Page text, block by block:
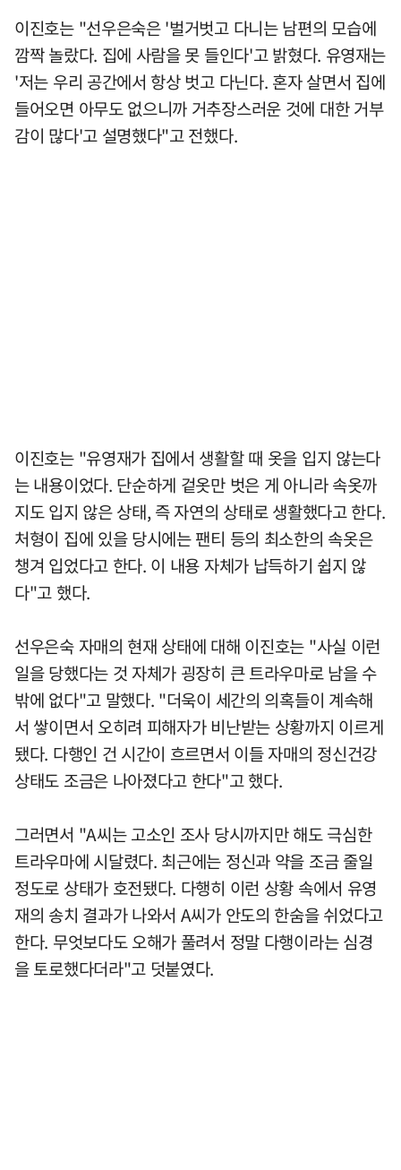
이진호는 "선우은숙은 '벌거벗고 다니는 남편의 모습에
깜짝 놀랐다. 집에 사람을 못 들인다'고 밝혔다. 유영재는
'저는 우리 공간에서 항상 벗고 다닌다. 혼자 살면서 집에
들어오면 아무도 없으니까 거추장스러운 것에 대한 거부
감이 많다'고 설명했다"고 전했다.
이진호는 "유영재가 집에서 생활할 때 옷을 입지 않는다
는 내용이었다. 단순하게 겉옷만 벗은 게 아니라 속옷까
지도 입지 않은 상태, 즉 자연의 상태로 생활했다고 한다.
처형이 집에 있을 당시에는 팬티 등의 최소한의 속옷은
챙겨 입었다고 한다. 이 내용 자체가 납득하기 쉽지 않
다"고 했다.
선우은숙 자매의 현재 상태에 대해 이진호는 "사실 이런
일을 당했다는 것 자체가 굉장히 큰 트라우마로 남을 수
밖에 없다"고 말했다. "더욱이 세간의 의혹들이 계속해
서 쌓이면서 오히려 피해자가 비난받는 상황까지 이르게
됐다. 다행인 건 시간이 흐르면서 이들 자매의 정신건강
상태도 조금은 나아졌다고 한다"고 했다.
그러면서 "A씨는 고소인 조사 당시까지만 해도 극심한
트라우마에 시달렸다. 최근에는 정신과 약을 조금 줄일
정도로 상태가 호전됐다. 다행히 이런 상황 속에서 유영
재의 송치 결과가 나와서 A씨가 안도의 한숨을 쉬었다고
한다. 무엇보다도 오해가 풀려서 정말 다행이라는 심경
을 토로했다더라"고 덧붙였다.